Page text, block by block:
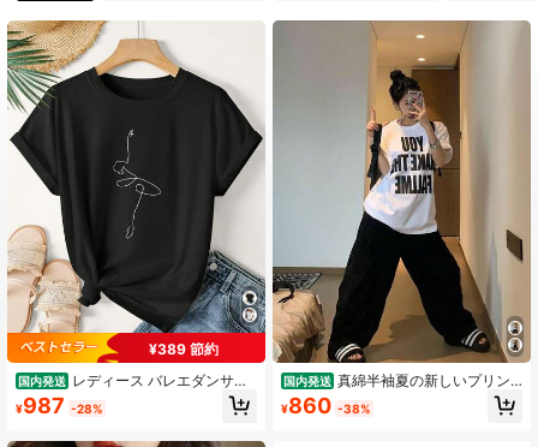
¥389 節約
国内発送 レディース バレエダンサー
ラインアート Tシャツ - ソフトピン
ク ルーズフィット ラウンドネック
¥987 -28%
国内発送 真綿半袖夏の新しいプリン
ト上着のおしゃれでゆったりしたtシ
ャツ
¥860 -38%